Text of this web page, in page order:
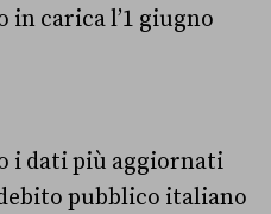
in carica l’1 giugno
i dati più aggiornati
pubblico italiano